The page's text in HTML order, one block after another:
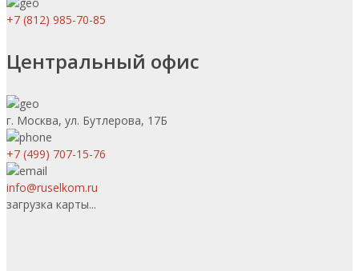
+7 (812) 985-70-85
Центральный офис
г. Москва, ул. Бутлерова, 17Б
+7 (499) 707-15-76
info@ruselkom.ru
загрузка карты...